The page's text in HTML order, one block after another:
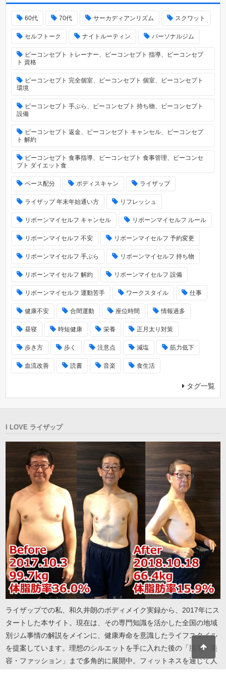
60代 70代 サーカディアンリズム スクワット
セルフトーク ナイトルーティン パーソナルジム
ビーコンセプト トレーナー、ビーコンセプト 指導、ビーコンセプ
ト 資格
ビーコンセプト 完全個室、ビーコンセプト 個室、ビーコンセプト
環境
ビーコンセプト 手ぶら、ビーコンセプト 持ち物、ビーコンセプト
設備
ビーコンセプト 返金、ビーコンセプト キャンセル、ビーコンセプ
ト 解約
ビーコンセプト 食事指導、ビーコンセプト 食事管理、ビーコンセ
プト ダイエット食
ペース配分 ボディスキャン ライザップ
ライザップ 年末年始通い方 リフレッシュ
リボーンマイセルフ キャンセル リボーンマイセルフ ルール
リボーンマイセルフ 不安 リボーンマイセルフ 予約変更
リボーンマイセルフ 手ぶら リボーンマイセルフ 持ち物
リボーンマイセルフ 解約 リボーンマイセルフ 設備
リボーンマイセルフ 運動苦手 ワークスタイル 仕事
健康不安 合間運動 座位時間 情報過多
昼寝 時短健康 栄養 正月太り対策
歩き方 歩く 注意点 減塩 筋力低下
血流改善 読書 音楽 食生活
タグ一覧
I LOVE ライザップ
ライザップでの私、和久井朗のボディメイク実録から、2017年にス
タートした本サイト。現在は、その専門知識を活かした全国の地域
別ジム事情の解説をメインに、健康寿命を意識したライフスタイル
を提案しています。理想のシルエットを手に入れた後の「脱毛・美
容・ファッション」まで多角的に展開中。フィットネスを通じて人